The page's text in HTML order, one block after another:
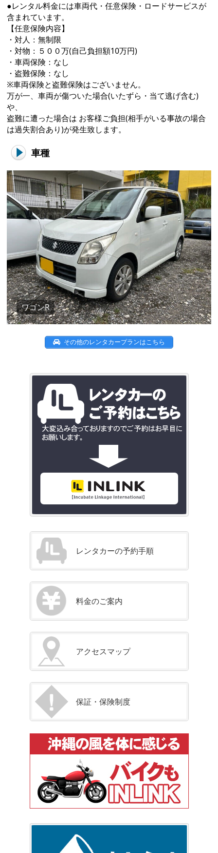
●レンタル料金には車両代・任意保険・ロードサービスが
含まれています。
【任意保険内容】
・対人：無制限
・対物：５００万(自己負担額10万円)
・車両保険：なし
・盗難保険：なし
※車両保険と盗難保険はございません。
万が一、車両が傷ついた場合(いたずら・当て逃げ含む)
や、
盗難に遭った場合は お客様ご負担(相手がいる事故の場合
は過失割合あり)が発生致します。
車種
ワゴンR
その他のレンタカープランはこちら
レンタカーの予約手順
料金のご案内
アクセスマップ
保証・保険制度